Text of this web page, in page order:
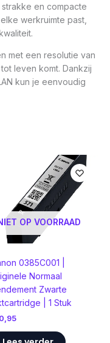
en compacte
werkruimte past,
met een resolutie van
leven komt. Dankzij
kun je eenvoudig
OP VOORRAAD
0385C001 |
Normaal
Zwarte
| 1 Stuk